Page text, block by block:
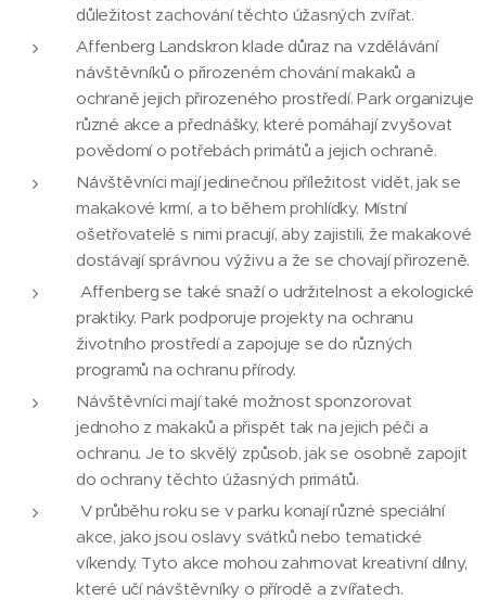
důležitost zachování těchto úžasných zvířat.
Affenberg Landskron klade důraz na vzdělávání
návštěvníků o přirozeném chování makaků a
ochraně jejich přirozeného prostředí. Park organizuje
různé akce a přednášky, které pomáhají zvyšovat
povědomí o potřebách primátů a jejich ochraně.
Návštěvníci mají jedinečnou příležitost vidět, jak se
makakové krmí, a to během prohlídky. Místní
ošetřovatelé s nimi pracují, aby zajistili, že makakové
dostávají správnou výživu a že se chovají přirozeně.
Affenberg se také snaží o udržitelnost a ekologické
praktiky. Park podporuje projekty na ochranu
životního prostředí a zapojuje se do různých
programů na ochranu přírody.
Návštěvníci mají také možnost sponzorovat
jednoho z makaků a přispět tak na jejich péči a
ochranu. Je to skvělý způsob, jak se osobně zapojit
do ochrany těchto úžasných primátů.
V průběhu roku se v parku konají různé speciální
akce, jako jsou oslavy svátků nebo tematické
víkendy. Tyto akce mohou zahrnovat kreativní dílny,
které učí návštěvníky o přírodě a zvířatech.